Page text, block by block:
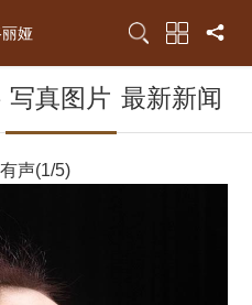
娅
写真图片 最新新闻
声(1/5)